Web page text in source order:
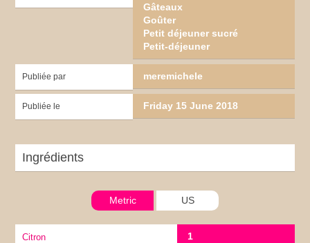
Gâteaux
Goûter
Petit déjeuner sucré
Petit-déjeuner
Publiée par meremichele
Publiée le Friday 15 June 2018
Ingrédients
Metric US
citron 1